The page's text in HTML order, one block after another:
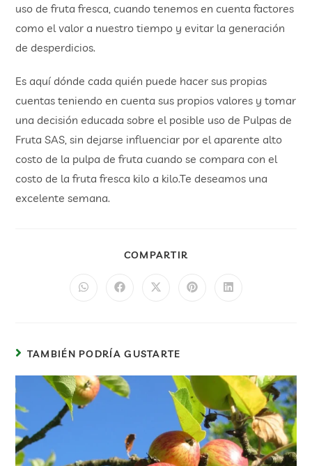
uso de fruta fresca, cuando tenemos en cuenta factores
como el valor a nuestro tiempo y evitar la generación
de desperdicios.
Es aquí dónde cada quién puede hacer sus propias
cuentas teniendo en cuenta sus propios valores y tomar
una decisión educada sobre el posible uso de Pulpas de
Fruta SAS, sin dejarse influenciar por el aparente alto
costo de la pulpa de fruta cuando se compara con el
costo de la fruta fresca kilo a kilo.Te deseamos una
excelente semana.
COMPARTIR
TAMBIÉN PODRÍA GUSTARTE